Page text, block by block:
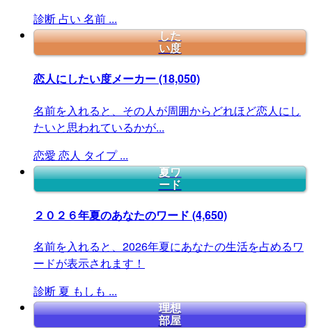
診断 占い 名前 ...
した
い度
恋人にしたい度メーカー(18,050)
名前を入れると、その人が周囲からどれほど恋人にし
たいと思われているかが...
恋愛 恋人 タイプ ...
夏ワ
ード
２０２６年夏のあなたのワード (4,650)
名前を入れると、2026年夏にあなたの生活を占めるワ
ードが表示されます！
診断 夏 もしも ...
理想
部屋